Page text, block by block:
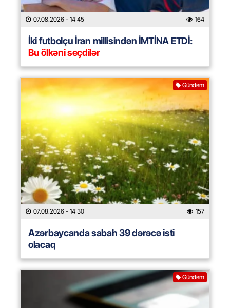
07.08.2026 - 14:45 164
İki futbolçu İran millisindən İMTİNA ETDİ:
Bu ölkəni seçdilər
Gündəm
07.08.2026 - 14:30 157
Azərbaycanda sabah 39 dərəcə isti
olacaq
Gündəm